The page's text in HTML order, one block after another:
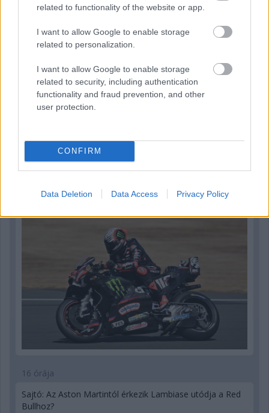
related to functionality of the website or app.
I want to allow Google to enable storage
related to personalization.
I want to allow Google to enable storage
related to security, including authentication
functionality and fraud prevention, and other
user protection.
CONFIRM
Data Deletion Data Access Privacy Policy
15 órája
körrekordon
16 órája
Sajtó: Az Aston Martintól érkezik Lambiase utódja a Red
Bullhoz?